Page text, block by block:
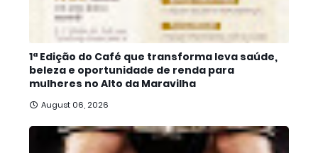
1ª Edição do Café que transforma leva saúde,
beleza e oportunidade de renda para
mulheres no Alto da Maravilha
August 06, 2026